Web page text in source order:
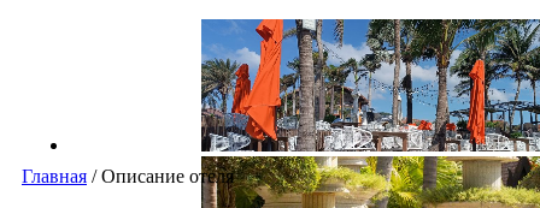
Главная /Описание отеля